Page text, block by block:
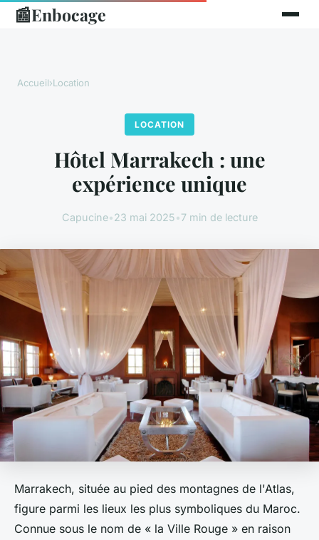
📰Enbocage
Accueil›Location
LOCATION
Hôtel Marrakech : une
expérience unique
Capucine•23 mai 2025•7 min de lecture
Marrakech, située au pied des montagnes de l'Atlas,
figure parmi les lieux les plus symboliques du Maroc.
Connue sous le nom de « la Ville Rouge » en raison